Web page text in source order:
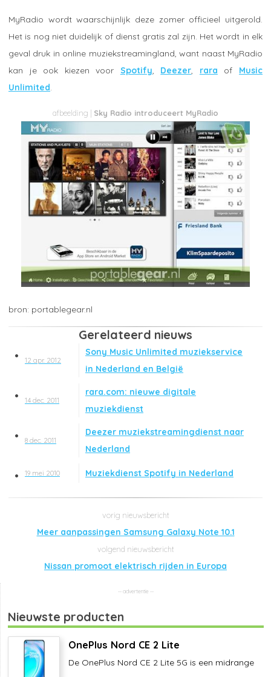
MyRadio wordt waarschijnlijk deze zomer officieel uitgerold.
Het is nog niet duidelijk of dienst gratis zal zijn. Het wordt in elk
geval druk in online muziekstreamingland, want naast MyRadio
kan je ook kiezen voor Spotify Deezer rara of Music
Unlimited
Sky Radio introduceert MyRadio
portablegear.nl
Gerelateerd nieuws
12 apr. 2012
Sony Music Unlimited muziekservice
in Nederland en België
14 dec. 2011
rara.com: nieuwe digitale
muziekdienst
8 dec. 2011
Deezer muziekstreamingdienst naar
Nederland
19 mei 2010 Muziekdienst Spotify in Nederland
Meer aanpassingen Samsung Galaxy Note 10.1
Nissan promoot elektrisch rijden in Europa
Nieuwste producten
OnePlus Nord CE 2 Lite
De OnePlus Nord CE 2 Lite 5G is een midrange